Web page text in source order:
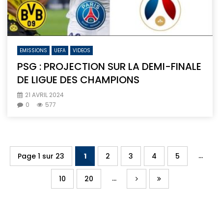
EMISSIONS UEFA VIDEOS
PSG : PROJECTION SUR LA DEMI-FINALE
DE LIGUE DES CHAMPIONS
21 AVRIL 2024
0
577
Page 1 sur 23 1 2 3 4 5 ...
10 20 ...